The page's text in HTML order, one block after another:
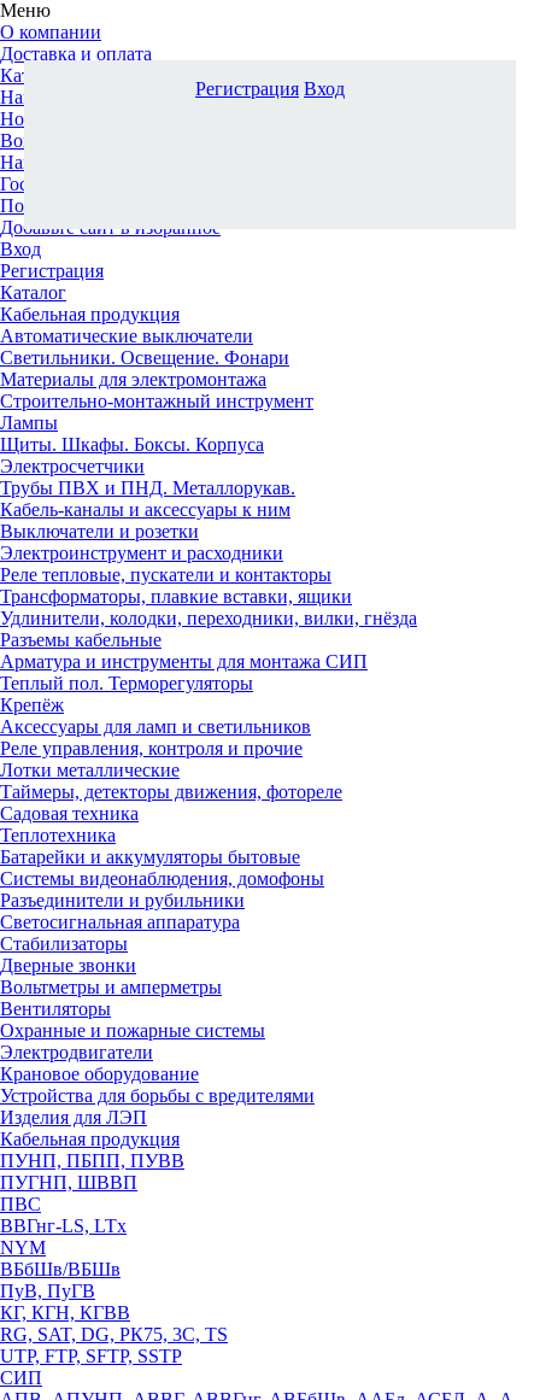
Меню
О компании
Доставка и оплата
Каталог
Наши офисы
Новости и новинки
Вопрос-ответ
Наша команда
Гос. заказчикам
Поставщикам
Добавьте сайт в избранное
Вход
Регистрация
Каталог
Кабельная продукция
Автоматические выключатели
Светильники. Освещение. Фонари
Материалы для электромонтажа
Строительно-монтажный инструмент
Лампы
Щиты. Шкафы. Боксы. Корпуса
Электросчетчики
Трубы ПВХ и ПНД. Металлорукав.
Кабель-каналы и аксессуары к ним
Выключатели и розетки
Электроинструмент и расходники
Реле тепловые, пускатели и контакторы
Трансформаторы, плавкие вставки, ящики
Удлинители, колодки, переходники, вилки, гнёзда
Разъемы кабельные
Арматура и инструменты для монтажа СИП
Теплый пол. Терморегуляторы
Крепёж
Аксессуары для ламп и светильников
Реле управления, контроля и прочие
Лотки металлические
Таймеры, детекторы движения, фотореле
Садовая техника
Теплотехника
Батарейки и аккумуляторы бытовые
Системы видеонаблюдения, домофоны
Разъединители и рубильники
Светосигнальная аппаратура
Стабилизаторы
Дверные звонки
Вольтметры и амперметры
Вентиляторы
Охранные и пожарные системы
Электродвигатели
Крановое оборудование
Устройства для борьбы с вредителями
Изделия для ЛЭП
Кабельная продукция
ПУНП, ПБПП, ПУВВ
ПУГНП, ШВВП
ПВС
ВВГнг-LS, LTx
NYM
ВБбШв/ВБШв
ПуВ, ПуГВ
КГ, КГН, КГВВ
RG, SAT, DG, РК75, 3С, TS
UTP, FTP, SFTP, SSTP
СИП
Регистрация Вход